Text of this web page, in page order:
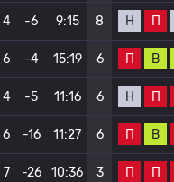
4 -6 9:15 8 Н П
6 -4 15:19 6 П В
4 -5 11:16 6 Н П
6 -16 11:27 6 П В
7 -26 10:36 3 П П